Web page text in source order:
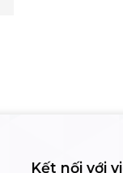
Kết nối với